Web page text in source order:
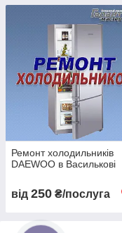
Ремонт холодильників
DAEWOO в Василькові
від 250 ₴/послуга